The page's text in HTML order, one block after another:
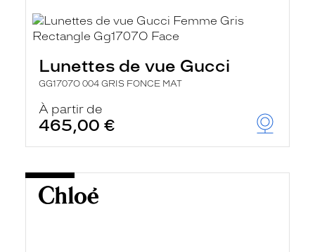
Lunettes de vue Gucci
GG1707O 004 GRIS FONCE MAT
À partir de
465,00 €